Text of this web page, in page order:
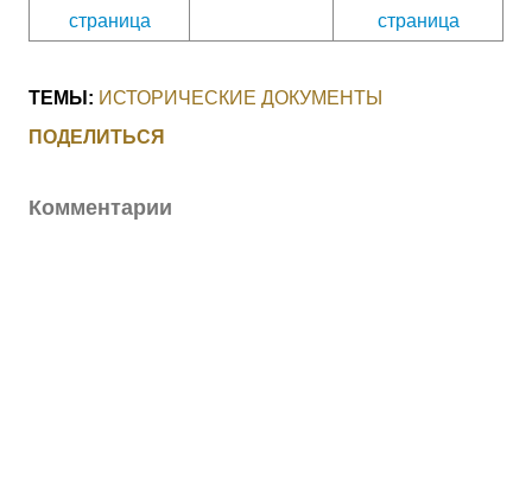
страница
страница
ТЕМЫ: ИСТОРИЧЕСКИЕ ДОКУМЕНТЫ
ПОДЕЛИТЬСЯ
Комментарии